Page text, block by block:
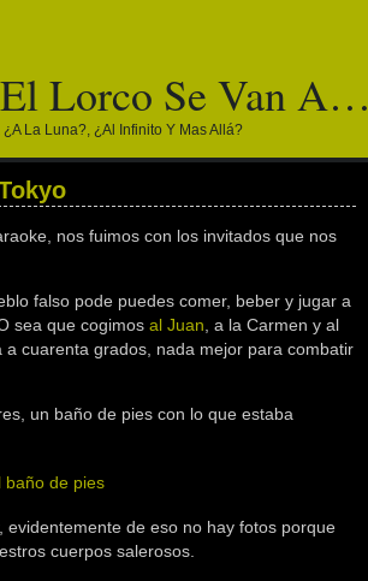
Lorco Se Van A…
La Luna?, ¿al Infinito Y Mas Allá?
nos fuimos con los invitados que nos
falso pode puedes comer, beber y jugar a
sea que cogimos al Juan , a la Carmen y al
cuarenta grados, nada mejor para combatir
un baño de pies con lo que estaba
de eso no hay fotos porque
cuerpos salerosos.